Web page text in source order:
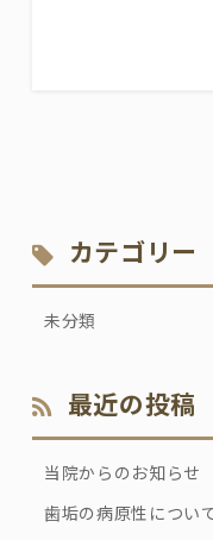
カテゴリー
未分類
最近の投稿
当院からのお知らせ
歯垢の病原性につい